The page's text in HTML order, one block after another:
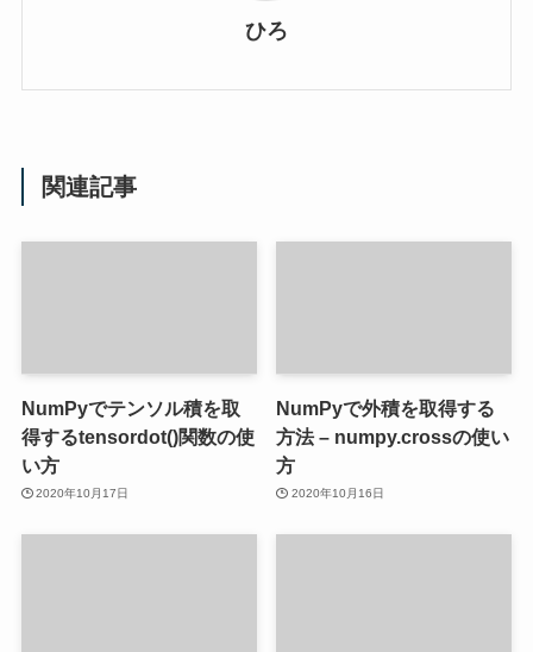
ひろ
関連記事
NumPyでテンソル積を取
得するtensordot()関数の使
い方
2020年10月17日
NumPyで外積を取得する
方法 – numpy.crossの使い
方
2020年10月16日